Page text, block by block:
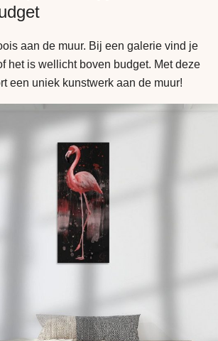
aan de muur. Bij een galerie vind je
het is wellicht boven budget. Met deze
een uniek kunstwerk aan de muur!